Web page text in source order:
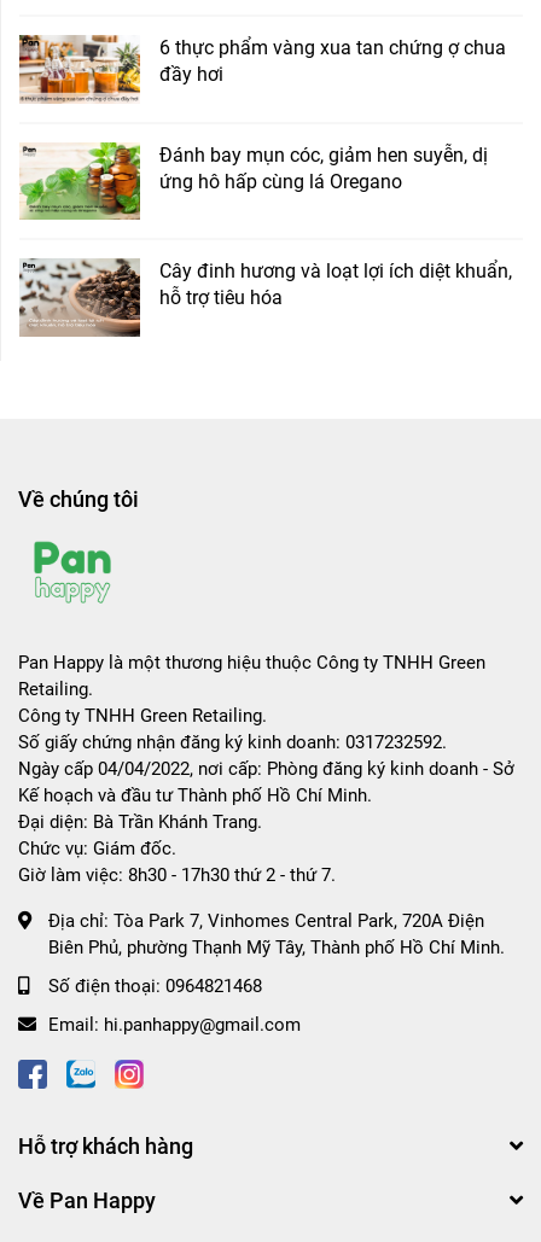
6 thực phẩm vàng xua tan chứng ợ chua
đầy hơi
Đánh bay mụn cóc, giảm hen suyễn, dị
ứng hô hấp cùng lá Oregano
Cây đinh hương và loạt lợi ích diệt khuẩn,
hỗ trợ tiêu hóa
Về chúng tôi
Pan Happy là một thương hiệu thuộc Công ty TNHH Green
Retailing.
Công ty TNHH Green Retailing.
Số giấy chứng nhận đăng ký kinh doanh: 0317232592.
Ngày cấp 04/04/2022, nơi cấp: Phòng đăng ký kinh doanh - Sở
Kế hoạch và đầu tư Thành phố Hồ Chí Minh.
Đại diện: Bà Trần Khánh Trang.
Chức vụ: Giám đốc.
Giờ làm việc: 8h30 - 17h30 thứ 2 - thứ 7.
Địa chỉ: Tòa Park 7, Vinhomes Central Park, 720A Điện
Biên Phủ, phường Thạnh Mỹ Tây, Thành phố Hồ Chí Minh.
Số điện thoại: 0964821468
Email: hi.panhappy@gmail.com
Hỗ trợ khách hàng
Về Pan Happy